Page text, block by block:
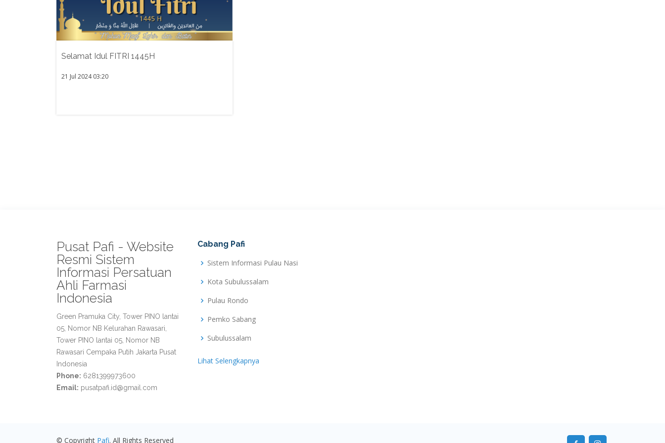
Selamat Idul FITRI 1445H
21 Jul 2024 03:20
Pusat Pafi - Website
Resmi Sistem
Informasi Persatuan
Ahli Farmasi
Indonesia
Green Pramuka City, Tower PINO lantai
05, Nomor NB Kelurahan Rawasari,
Tower PINO lantai 05, Nomor NB
Rawasari Cempaka Putih Jakarta Pusat
Indonesia
Phone: 6281399973600
Email: pusatpafi.id@gmail.com
Cabang Pafi
Sistem Informasi Pulau Nasi
Kota Subulussalam
Pulau Rondo
Pemko Sabang
Subulussalam
Lihat Selengkapnya
© Copyright Pafi. All Rights Reserved